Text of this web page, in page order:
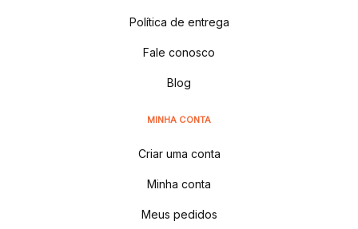
Política de entrega
Fale conosco
Blog
MINHA CONTA
Criar uma conta
Minha conta
Meus pedidos